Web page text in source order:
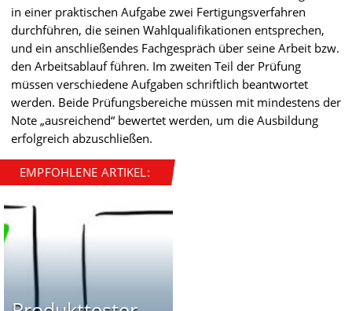
in einer praktischen Aufgabe zwei Fertigungsverfahren
durchführen, die seinen Wahlqualifikationen entsprechen,
und ein anschließendes Fachgespräch über seine Arbeit bzw.
den Arbeitsablauf führen. Im zweiten Teil der Prüfung
müssen verschiedene Aufgaben schriftlich beantwortet
werden. Beide Prüfungsbereiche müssen mit mindestens der
Note „ausreichend“ bewertet werden, um die Ausbildung
erfolgreich abzuschließen.
EMPFOHLENE ARTIKEL: